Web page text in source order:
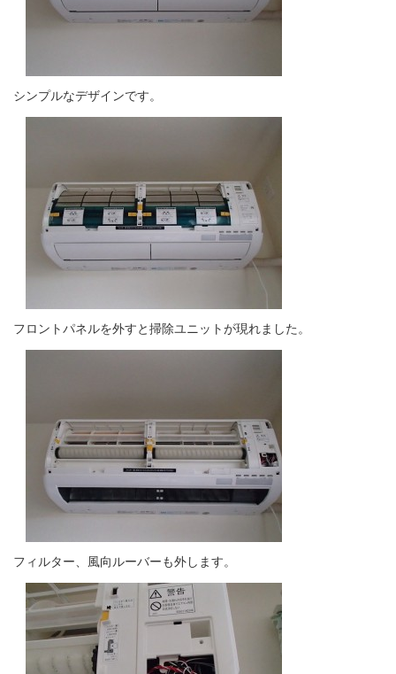
シンプルなデザインです。
フロントパネルを外すと掃除ユニットが現れました。
フィルター、風向ルーバーも外します。